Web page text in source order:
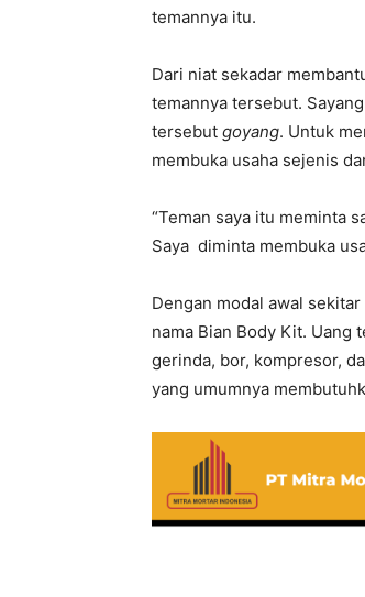
temannya itu.
Dari niat sekadar
temannya tersebut.
tersebut goyang. Untuk
membuka usaha sejenis
“Teman saya itu meminta
Saya diminta membuka
Dengan modal awal
nama Bian Body Kit. Uang
gerinda, bor, kompresor,
yang umumnya